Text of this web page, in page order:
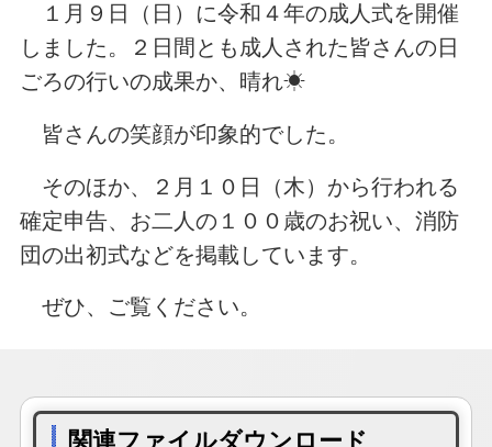
１月９日（日）に令和４年の成人式を開催
しました。２日間とも成人された皆さんの日
ごろの行いの成果か、晴れ☀
皆さんの笑顔が印象的でした。
そのほか、２月１０日（木）から行われる
確定申告、お二人の１００歳のお祝い、消防
団の出初式などを掲載しています。
ぜひ、ご覧ください。
関連ファイルダウンロード